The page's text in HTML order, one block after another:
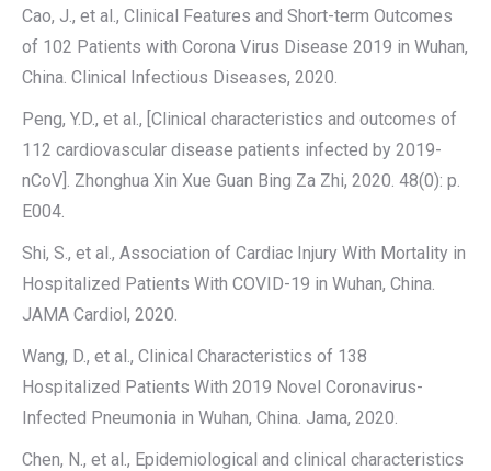
Cao, J., et al., Clinical Features and Short-term Outcomes
of 102 Patients with Corona Virus Disease 2019 in Wuhan,
China. Clinical Infectious Diseases, 2020.
Peng, Y.D., et al., [Clinical characteristics and outcomes of
112 cardiovascular disease patients infected by 2019-
nCoV]. Zhonghua Xin Xue Guan Bing Za Zhi, 2020. 48(0): p.
E004.
Shi, S., et al., Association of Cardiac Injury With Mortality in
Hospitalized Patients With COVID-19 in Wuhan, China.
JAMA Cardiol, 2020.
Wang, D., et al., Clinical Characteristics of 138
Hospitalized Patients With 2019 Novel Coronavirus-
Infected Pneumonia in Wuhan, China. Jama, 2020.
Chen, N., et al., Epidemiological and clinical characteristics